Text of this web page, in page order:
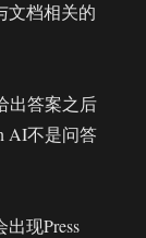
文档相关的
出答案之后
AI不是问答
现Press